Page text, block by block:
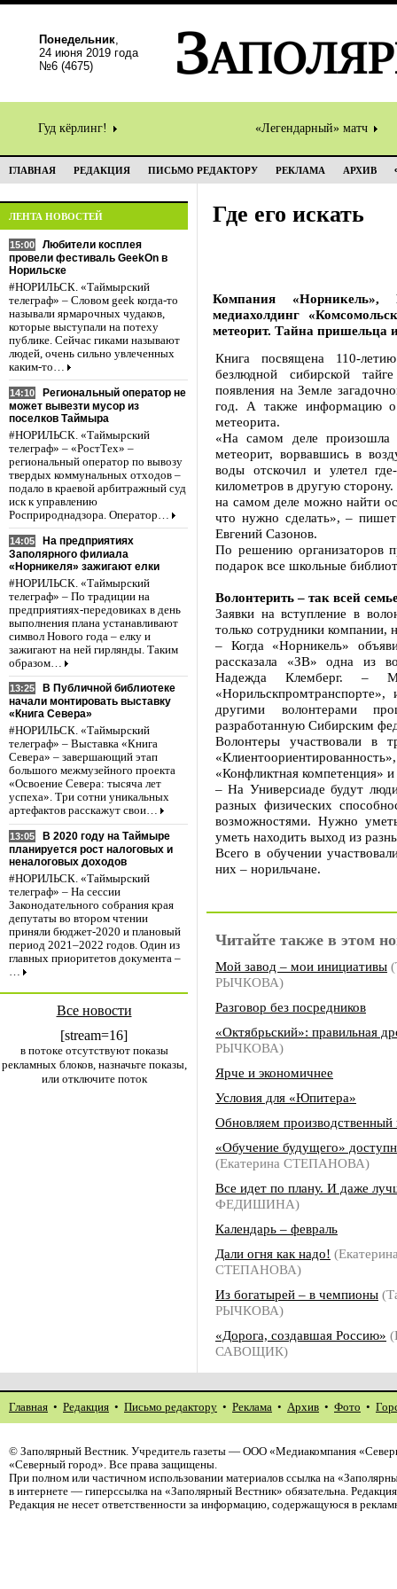
Понедельник,
24 июня 2019 года
№6 (4675)
Гуд кёрлинг! «Легендарный» матч
ГЛАВНАЯ РЕДАКЦИЯ ПИСЬМО РЕДАКТОРУ РЕКЛАМА АРХИВ
ЛЕНТА НОВОСТЕЙ
15:00
Любители косплея
провели фестиваль GeekOn в
Норильске
#НОРИЛЬСК. «Таймырский
телеграф» – Словом geek когда-то
называли ярмарочных чудаков,
которые выступали на потеху
публике. Сейчас гиками называют
людей, очень сильно увлеченных
каким-то…
14:10
Региональный оператор не
может вывезти мусор из
поселков Таймыра
#НОРИЛЬСК. «Таймырский
телеграф» – «РостТех» –
региональный оператор по вывозу
твердых коммунальных отходов –
подало в краевой арбитражный суд
иск к управлению
Росприроднадзора. Оператор…
14:05
На предприятиях
Заполярного филиала
«Норникеля» зажигают елки
#НОРИЛЬСК. «Таймырский
телеграф» – По традиции на
предприятиях-передовиках в день
выполнения плана устанавливают
символ Нового года – елку и
зажигают на ней гирлянды. Таким
образом…
13:25
В Публичной библиотеке
начали монтировать выставку
«Книга Севера»
#НОРИЛЬСК. «Таймырский
телеграф» – Выставка «Книга
Севера» – завершающий этап
большого межмузейного проекта
«Освоение Севера: тысяча лет
успеха». Три сотни уникальных
артефактов расскажут свои…
13:05
В 2020 году на Таймыре
планируется рост налоговых и
неналоговых доходов
#НОРИЛЬСК. «Таймырский
телеграф» – На сессии
Законодательного собрания края
депутаты во втором чтении
приняли бюджет-2020 и плановый
период 2021–2022 годов. Один из
главных приоритетов документа –
…
Все новости
[stream=16]
в потоке отсутствуют показы
рекламных блоков, назначьте показы,
или отключите поток
Где его искать
Компания «Норникель»,
медиахолдинг
метеорит. Тайна пришельца
Книга посвящена 110-
безлюдной сибирской
появления на Земле
год. А также информацию о
метеорита.
«На самом деле произошла
метеорит, ворвавшись в
воды отскочил и улетел
километров в другую
на самом деле можно найти
что нужно сделать», –
Евгений Сазонов.
По решению организаторов
подарок все школьные
Волонтерить – так всей
Заявки на вступление в
только сотрудники компании,
– Когда «Норникель»
рассказала «ЗВ» одна из
Надежда Клемберг. –
другими волонтерами
разработанную Сибирским
Волонтеры участвовали в
«Конфликтная компетенция»
– На Универсиаде будут
разных физических
возможностями. Нужно
уметь находить выход из
Всего в обучении
них – норильчане.
Читайте также в этом
Мой завод – мои инициативы
РЫЧКОВА)
Разговор без посредников
«Октябрьский»: правильная
РЫЧКОВА)
Ярче и экономичнее
Условия для «Юпитера»
Обновляем производственный
«Обучение будущего»
(Екатерина СТЕПАНОВА)
Все идет по плану. И даже
ФЕДИШИНА)
Календарь – февраль
Дали огня как надо!
СТЕПАНОВА)
Из богатырей – в чемпионы
РЫЧКОВА)
«Дорога, создавшая Россию»
САВОЩИК)
Главная • Редакция • Письмо редактору • Реклама • Архив • Фото •
© Заполярный Вестник. Учредитель газеты — ООО «Медиакомпания
«Северный город». Все права защищены.
При полном или частичном использовании материалов ссылка на
в интернете — гиперссылка на «Заполярный Вестник» обязательна.
Редакция не несет ответственности за информацию, содержащуюся в